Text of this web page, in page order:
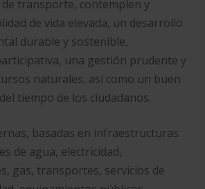
transporte,​ contemplen y
de vida elevada, un desarrollo
durable y sostenible,
una gestión prudente y
naturales, así como un buen
tiempo de los ciudadanos.
basadas en infraestructuras
de agua, electricidad,
gas, transportes, servicios de